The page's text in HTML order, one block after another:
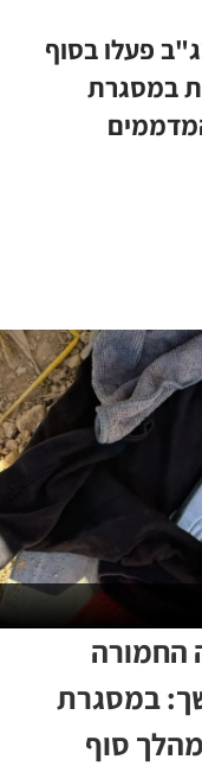
פעלו בסוף
במסגרת
החמורה
במסגרת
סוף